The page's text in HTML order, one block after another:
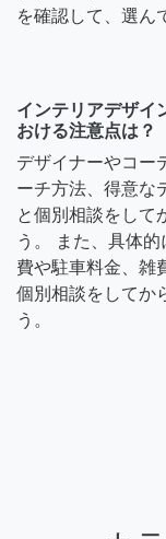
を確認して、選ん
インテリアデザイ
おける注意点は？
デザイナーやコー
ーチ方法、得意な
と個別相談をして
う。 また、具体
費や駐車料金、雑
個別相談をしてか
う。